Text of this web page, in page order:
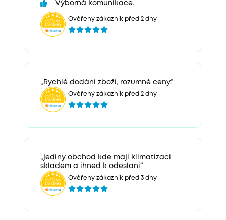
Výborná komunikace.
Ověřený zákazník před 2 dny
„Rychlé dodání zboží, rozumné ceny.“
Ověřený zákazník před 2 dny
„jediny obchod kde maji klimatizaci
skladem a ihned k odeslani“
Ověřený zákazník před 3 dny